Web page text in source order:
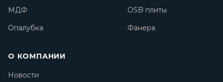
МДФ
OSB плиты
Опалубка
Фанера
О КОМПАНИИ
Новости